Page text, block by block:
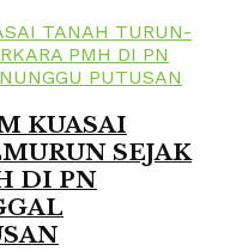
KUASAI
SEJAK
DI PN